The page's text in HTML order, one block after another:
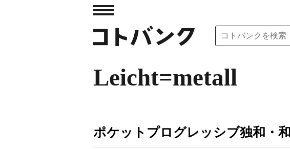
Leicht=metall
ポケットプログレッシブ独和・和